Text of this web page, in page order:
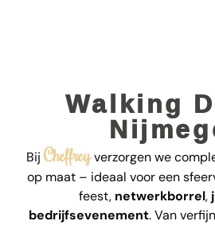
Walking
Bij Cheffreyverzorgen we
op maat – ideaal voor een
feest, netwerkborrel,
bedrijfsevenement. Van